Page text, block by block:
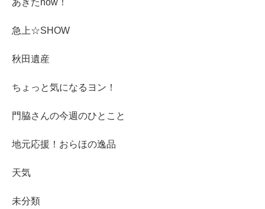
急上☆SHOW
秋田遺産
ちょっと気になるヨン！
門脇さんの今週のひとこと
地元応援！おらほの逸品
天気
未分類